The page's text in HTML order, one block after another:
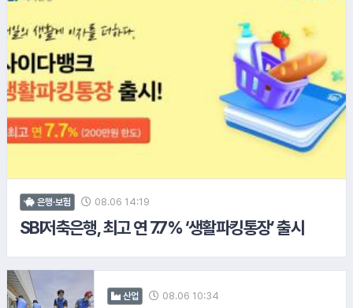
은행·보험 08.06 14:19
SBI저축은행, 최고 연 7.7% ‘생활파킹통장’ 출시
산업 08.06 10:34
8.현대L
7.SK텔레콤
6.현대건설